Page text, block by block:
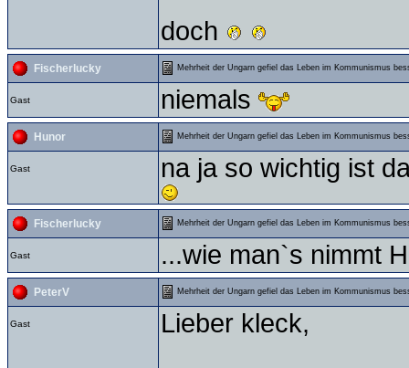
doch
Fischerlucky Mehrheit der Ungarn gefiel das Leben im Kommunismus
Gast niemals
Hunor Mehrheit der Ungarn gefiel das Leben im Kommunismus
Gast na ja so wichtig ist
Fischerlucky Mehrheit der Ungarn gefiel das Leben im Kommunismus
Gast ...wie man`s nimmt
PeterV Mehrheit der Ungarn gefiel das Leben im Kommunismus
Gast Lieber kleck,